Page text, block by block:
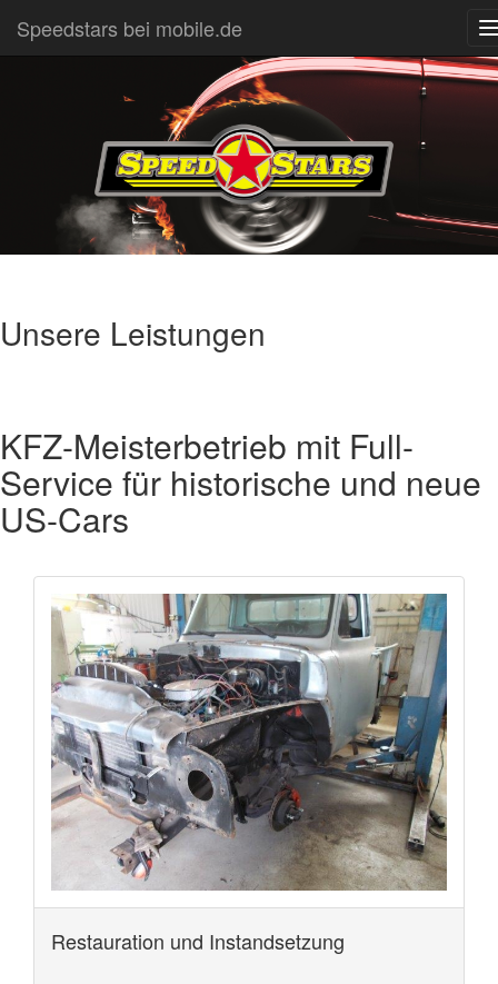
Speedstars bei mobile.de
Unsere Leistungen
KFZ-Meisterbetrieb mit Full-
Service für historische und neue
US-Cars
Restauration und Instandsetzung